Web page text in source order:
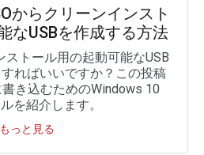
からクリーンインスト
なUSBを作成する方法
ストール用の起動可能なUSB
ればいいですか？この投稿
き込むためのWindows 10
を紹介します。
もっと見る